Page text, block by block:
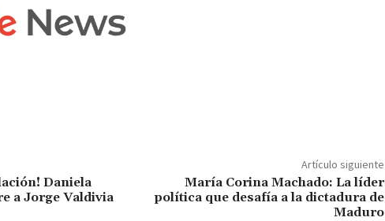
Daniela
a Jorge Valdivia
Artículo siguiente
María Corina Machado: La líder
política que desafía a la dictadura de
Maduro